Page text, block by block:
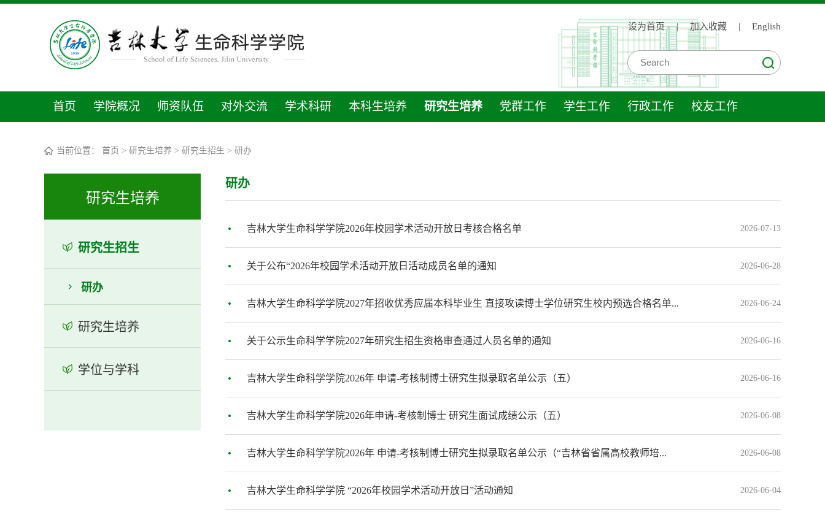
设为首页 | 加入收藏 | English
首页 学院概况 师资队伍 对外交流 学术科研 本科生培养 研究生培养 党群工作 学生工作 行政工作 校友工作
当前位置： 首页 > 研究生培养 > 研究生招生 > 研办
研究生培养
研究生招生
研办
研究生培养
学位与学科
研办
吉林大学生命科学学院2026年校园学术活动开放日考核合格名单 2026-07-13
关于公布“2026年校园学术活动开放日活动成员名单的通知 2026-06-28
吉林大学生命科学学院2027年招收优秀应届本科毕业生 直接攻读博士学位研究生校内预选合格名单... 2026-06-24
关于公示生命科学学院2027年研究生招生资格审查通过人员名单的通知 2026-06-16
吉林大学生命科学学院2026年 申请-考核制博士研究生拟录取名单公示（五） 2026-06-16
吉林大学生命科学学院2026年申请-考核制博士 研究生面试成绩公示（五） 2026-06-08
吉林大学生命科学学院2026年 申请-考核制博士研究生拟录取名单公示（“吉林省省属高校教师培... 2026-06-08
吉林大学生命科学学院 “2026年校园学术活动开放日”活动通知 2026-06-04